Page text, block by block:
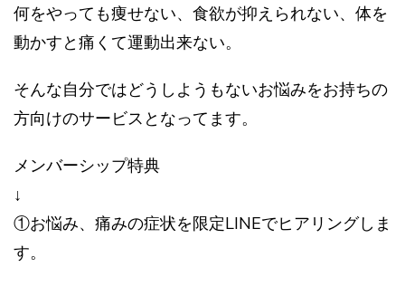
何をやっても痩せない、食欲が抑えられない、体を
動かすと痛くて運動出来ない。
そんな自分ではどうしようもないお悩みをお持ちの
方向けのサービスとなってます。
メンバーシップ特典
↓
①お悩み、痛みの症状を限定LINEでヒアリングしま
す。